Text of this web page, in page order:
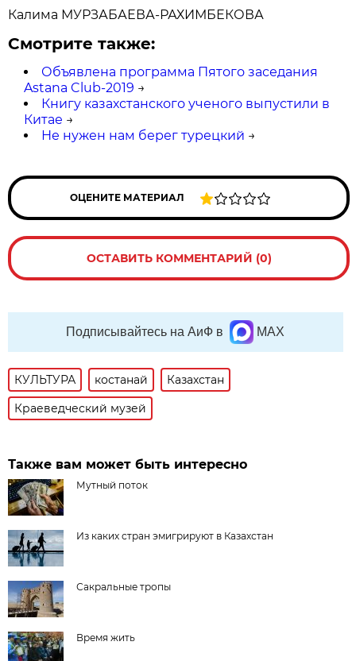
Калима МУРЗАБАЕВА-РАХИМБЕКОВА
Смотрите также:
Объявлена программа Пятого заседания
Astana Club-2019 →
Книгу казахстанского ученого выпустили в
Китае →
Не нужен нам берег турецкий →
ОЦЕНИТЕ МАТЕРИАЛ
ОСТАВИТЬ КОММЕНТАРИЙ (0)
Подписывайтесь на АиФ в MAX
КУЛЬТУРА костанай
Казахстан
Краеведческий музей
Также вам может быть интересно
Мутный поток
Из каких стран эмигрируют в Казахстан
Сакральные тропы
Время жить